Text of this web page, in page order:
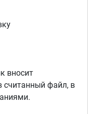
вносит
считанный файл, в